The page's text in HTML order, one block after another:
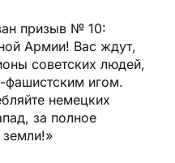
призыв № 10:
Армии! Вас ждут,
советских людей,
игом.
немецких
за полное